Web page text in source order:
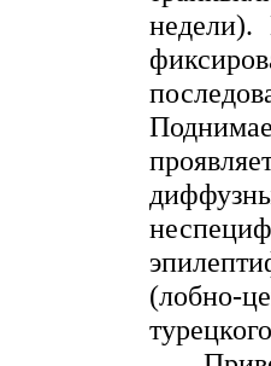
(лобно-